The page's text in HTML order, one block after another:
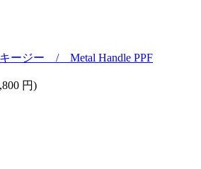
キージー / Metal Handle PPF
円)